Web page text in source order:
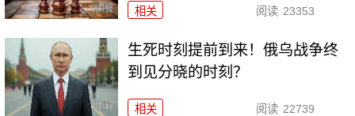
相关 阅读 23353
生死时刻提前到来！俄乌战争终
到见分晓的时刻？
相关 阅读 22739